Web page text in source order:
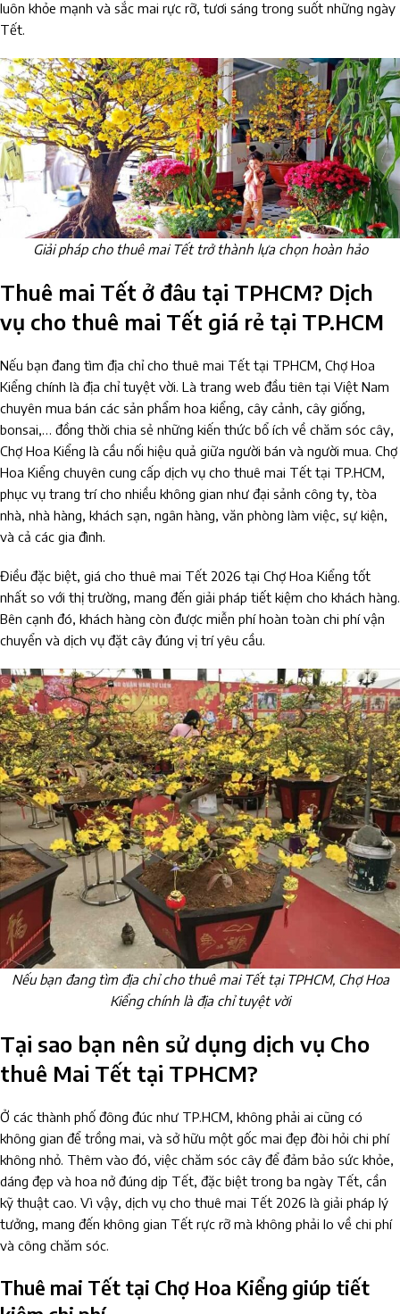
luôn khỏe mạnh và sắc mai rực rỡ, tươi sáng trong suốt những ngày
Tết.
Giải pháp cho thuê mai Tết trở thành lựa chọn hoàn hảo
Thuê mai Tết ở đâu tại TPHCM? Dịch
vụ cho thuê mai Tết giá rẻ tại TP.HCM
Nếu bạn đang tìm địa chỉ cho thuê mai Tết tại TPHCM, Chợ Hoa
Kiểng chính là địa chỉ tuyệt vời. Là trang web đầu tiên tại Việt Nam
chuyên mua bán các sản phẩm hoa kiểng, cây cảnh, cây giống,
bonsai,… đồng thời chia sẻ những kiến thức bổ ích về chăm sóc cây,
Chợ Hoa Kiểng là cầu nối hiệu quả giữa người bán và người mua. Chợ
Hoa Kiểng chuyên cung cấp dịch vụ cho thuê mai Tết tại TP.HCM,
phục vụ trang trí cho nhiều không gian như đại sảnh công ty, tòa
nhà, nhà hàng, khách sạn, ngân hàng, văn phòng làm việc, sự kiện,
và cả các gia đình.
Điều đặc biệt, giá cho thuê mai Tết 2026 tại Chợ Hoa Kiểng tốt
nhất so với thị trường, mang đến giải pháp tiết kiệm cho khách hàng.
Bên cạnh đó, khách hàng còn được miễn phí hoàn toàn chi phí vận
chuyển và dịch vụ đặt cây đúng vị trí yêu cầu.
Nếu bạn đang tìm địa chỉ cho thuê mai Tết tại TPHCM, Chợ Hoa
Kiểng chính là địa chỉ tuyệt vời
Tại sao bạn nên sử dụng dịch vụ Cho
thuê Mai Tết tại TPHCM?
Ở các thành phố đông đúc như TP.HCM, không phải ai cũng có
không gian để trồng mai, và sở hữu một gốc mai đẹp đòi hỏi chi phí
không nhỏ. Thêm vào đó, việc chăm sóc cây để đảm bảo sức khỏe,
dáng đẹp và hoa nở đúng dịp Tết, đặc biệt trong ba ngày Tết, cần
kỹ thuật cao. Vì vậy, dịch vụ cho thuê mai Tết 2026 là giải pháp lý
tưởng, mang đến không gian Tết rực rỡ mà không phải lo về chi phí
và công chăm sóc.
Thuê mai Tết tại Chợ Hoa Kiểng giúp tiết